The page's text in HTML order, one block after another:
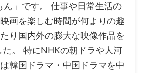
ん」です。 仕事や日常生活の
画を楽しむ時間が何よりの趣
り国内外の膨大な映像作品を
。 特にNHKの朝ドラや大河
韓国ドラマ・中国ドラマを中